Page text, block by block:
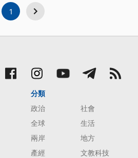
1
分類
政治
社會
全球
生活
兩岸
地方
產經
文教科技